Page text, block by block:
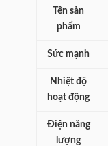
Tên sản
phẩm
Sức mạnh
Nhiệt độ
hoạt động
Điện năng
lượng